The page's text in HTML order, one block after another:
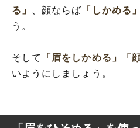
る」
、顔ならば 「しかめる」
う。
そして 「眉をしかめる」 「
いようにしましょう。